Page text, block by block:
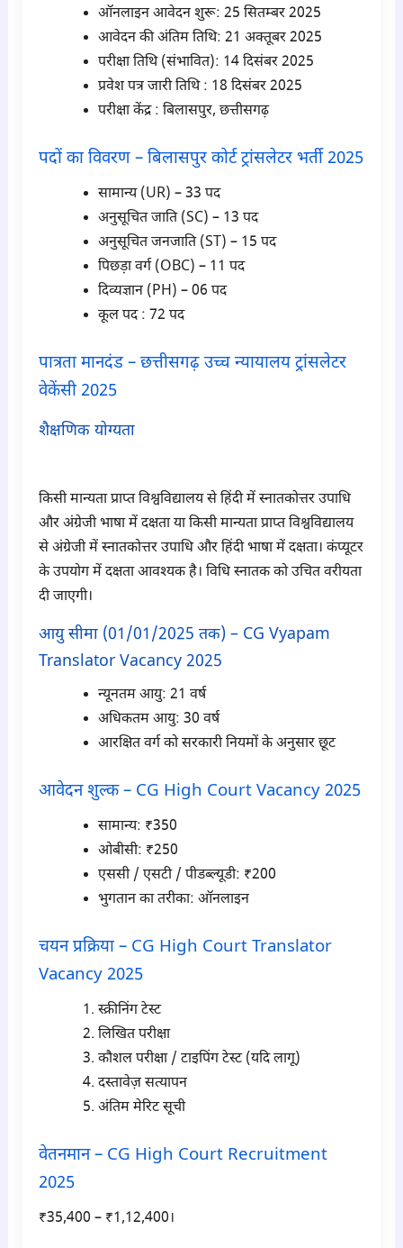
ऑनलाइन आवेदन शुरू: 25 सितम्बर 2025
आवेदन की अंतिम तिथि: 21 अक्तूबर 2025
परीक्षा तिथि (संभावित): 14 दिसंबर 2025
प्रवेश पत्र जारी तिथि : 18 दिसंबर 2025
परीक्षा केंद्र : बिलासपुर, छत्तीसगढ़
पदों का विवरण – बिलासपुर कोर्ट ट्रांसलेटर भर्ती 2025
सामान्य (UR) – 33 पद
अनुसूचित जाति (SC) – 13 पद
अनुसूचित जनजाति (ST) – 15 पद
पिछड़ा वर्ग (OBC) – 11 पद
दिव्यज्ञान (PH) – 06 पद
कूल पद : 72 पद
पात्रता मानदंड – छत्तीसगढ़ उच्च न्यायालय ट्रांसलेटर
वेकेंसी 2025
शैक्षणिक योग्यता
किसी मान्यता प्राप्त विश्वविद्यालय से हिंदी में स्नातकोत्तर उपाधि
और अंग्रेजी भाषा में दक्षता या किसी मान्यता प्राप्त विश्वविद्यालय
से अंग्रेजी में स्नातकोत्तर उपाधि और हिंदी भाषा में दक्षता। कंप्यूटर
के उपयोग में दक्षता आवश्यक है। विधि स्नातक को उचित वरीयता
दी जाएगी।
आयु सीमा (01/01/2025 तक) – CG Vyapam
Translator Vacancy 2025
न्यूनतम आयु: 21 वर्ष
अधिकतम आयु: 30 वर्ष
आरक्षित वर्ग को सरकारी नियमों के अनुसार छूट
आवेदन शुल्क – CG High Court Vacancy 2025
सामान्य: ₹350
ओबीसी: ₹250
एससी / एसटी / पीडब्ल्यूडी: ₹200
भुगतान का तरीका: ऑनलाइन
चयन प्रक्रिया – CG High Court Translator
Vacancy 2025
स्क्रीनिंग टेस्ट
लिखित परीक्षा
कौशल परीक्षा / टाइपिंग टेस्ट (यदि लागू)
दस्तावेज़ सत्यापन
अंतिम मेरिट सूची
वेतनमान – CG High Court Recruitment
2025
₹35,400 – ₹1,12,400।